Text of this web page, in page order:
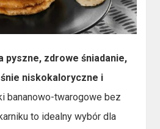
pyszne, zdrowe śniadanie,
niskokaloryczne i
bananowo-twarogowe bez
to idealny wybór dla